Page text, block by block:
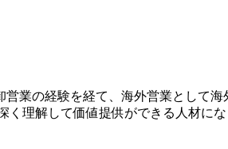
業の経験を経て、海外営業として
理解して価値提供ができる人材に